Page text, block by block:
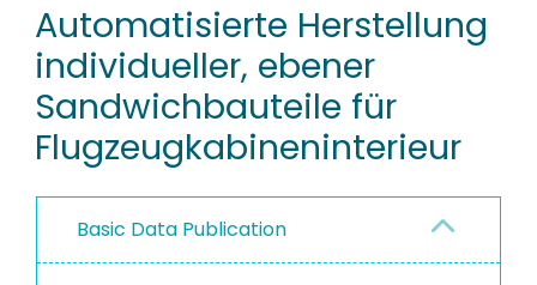
RESEARCH DATA
PEOPLE
INSTITUTIONS
PROJECTS
Automatisierte Herstellung
individueller, ebener
Sandwichbauteile für
Flugzeugkabineninterieur
Basic Data Publication